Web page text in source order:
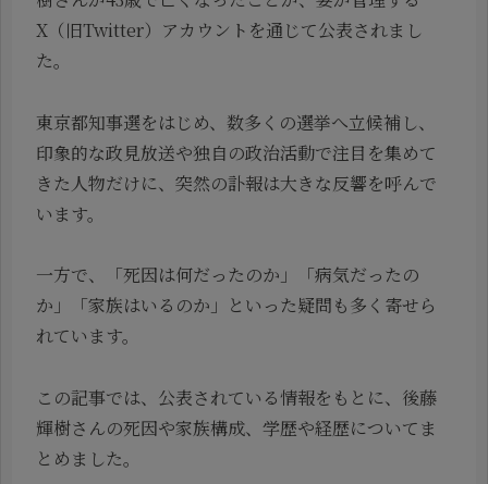
X（旧Twitter）アカウントを通じて公表されまし
た。
東京都知事選をはじめ、数多くの選挙へ立候補し、
印象的な政見放送や独自の政治活動で注目を集めて
きた人物だけに、突然の訃報は大きな反響を呼んで
います。
一方で、「死因は何だったのか」「病気だったの
か」「家族はいるのか」といった疑問も多く寄せら
れています。
この記事では、公表されている情報をもとに、後藤
輝樹さんの死因や家族構成、学歴や経歴についてま
とめました。